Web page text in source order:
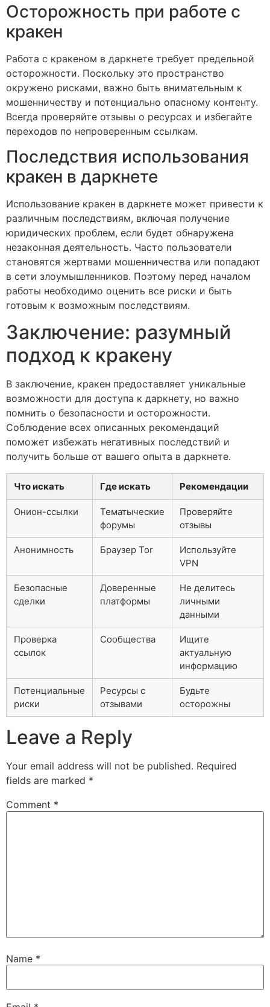
Осторожность при работе с
кракен
Работа с кракеном в даркнете требует предельной
осторожности. Поскольку это пространство
окружено рисками, важно быть внимательным к
мошенничеству и потенциально опасному контенту.
Всегда проверяйте отзывы о ресурсах и избегайте
переходов по непроверенным ссылкам.
Последствия использования
кракен в даркнете
Использование кракен в даркнете может привести к
различным последствиям, включая получение
юридических проблем, если будет обнаружена
незаконная деятельность. Часто пользователи
становятся жертвами мошенничества или попадают
в сети злоумышленников. Поэтому перед началом
работы необходимо оценить все риски и быть
готовым к возможным последствиям.
Заключение: разумный
подход к кракену
В заключение, кракен предоставляет уникальные
возможности для доступа к даркнету, но важно
помнить о безопасности и осторожности.
Соблюдение всех описанных рекомендаций
поможет избежать негативных последствий и
получить больше от вашего опыта в даркнете.
Что искать Где искать Рекомендации
Онион-ссылки
Тематыческие
форумы
Проверяйте
отзывы
Анонимность Браузер Tor
Используйте
VPN
Безопасные
сделки
Доверенные
платформы
Не делитесь
личными
данными
Проверка
ссылок
Сообщества
Ищите
актуальную
информацию
Потенциальные
риски
Ресурсы с
отзывами
Будьте
осторожны
Leave a Reply
Your email address will not be published. Required
fields are marked *
Comment *
Name *